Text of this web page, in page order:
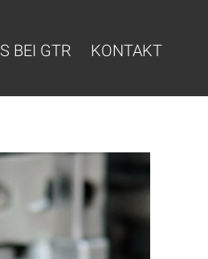
BEI GTR KONTAKT